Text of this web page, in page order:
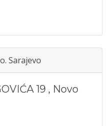
Sarajevo
19 , Novo